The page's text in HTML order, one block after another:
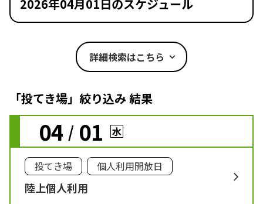
2026年04月01日のスケジュール
詳細検索はこちら
「投てき場」絞り込み 結果
04 / 01 水
投てき場 個人利用開放日
陸上個人利用